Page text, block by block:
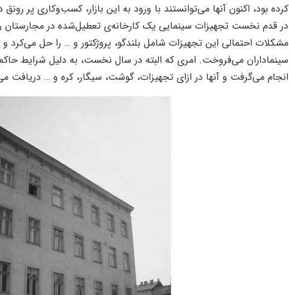
کرده بود، اکنون آنها می‌توانستند با ورود به این بازار، کسب‌وکاری پر
در قدم نخست تجهیزات سینمایی یک کارخانه‌ی تعطیل‌شده در مجارستان
مشکلات احتمالی این تجهیزات شامل بلندگو، پروژکتور و … را حل می‌کرد
سینماداران می‌فروخت. امری که البته در سال نخست، به دلیل شرایط حاکم
انجام می‌گرفت و آنها در ازای تجهیزات، گوشت، سیگار، کره و … دریافت